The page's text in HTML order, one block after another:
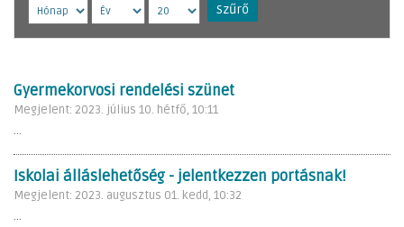
Szűrő
Gyermekorvosi rendelési szünet
Megjelent: 2023. július 10. hétfő, 10:11
...
Iskolai álláslehetőség - jelentkezzen portásnak!
Megjelent: 2023. augusztus 01. kedd, 10:32
...